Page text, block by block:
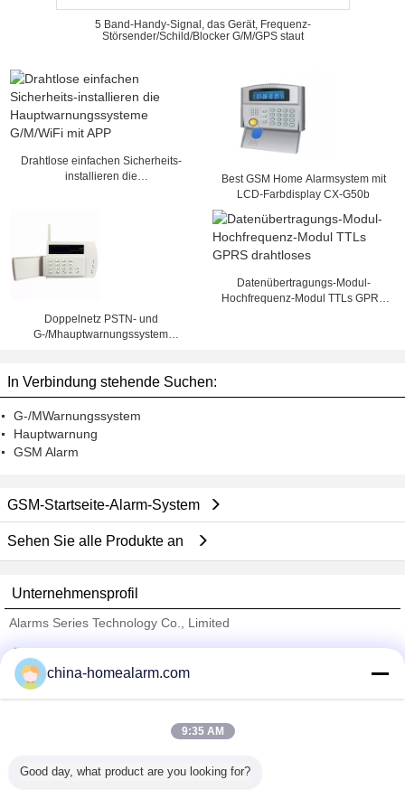
5 Band-Handy-Signal, das Gerät, Frequenz-
Störsender/Schild/Blocker G/M/GPS staut
Drahtlose einfachen Sicherheits-
installieren die
Best GSM Home Alarmsystem mit
LCD-Farbdisplay CX-G50b
Doppelnetz PSTN- und
G-/Mhauptwarnungssystem
Datenübertragungs-Modul-
Hochfrequenz-Modul TTLs GPRS
In Verbindung stehende Suchen:
G-/MWarnungssystem
Hauptwarnung
GSM Alarm
GSM-Startseite-Alarm-System
Sehen Sie alle Produkte an
Unternehmensprofil
Alarms Series Technology Co., Limited
Trust Seal
Verified Suplier
Alle Produkte
china-homealarm.com
9:35 AM
Good day, what product are you looking for?